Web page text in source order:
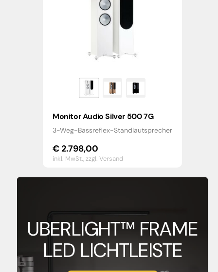
Monitor Audio Silver 500 7G
3-Weg-Bassreflex-Standlautsprecher
€2.798,00
inkl. MwSt.,zzgl. Versand
UBERLIGHT™ FRAME
LED LICHTLEISTE